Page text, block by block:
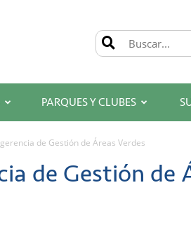
PARQUES Y CLUBES
de Gestión de Áreas Verdes
de Gestión de